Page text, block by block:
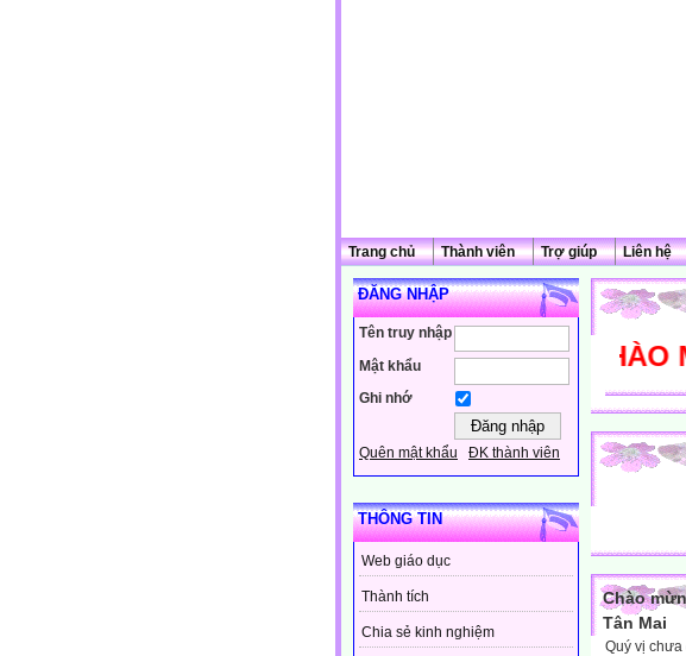
Trang chủ Thành viên Trợ giúp Liên hệ
ĐĂNG NHẬP
Tên truy nhập
Mật khẩu
Ghi nhớ
Quên mật khẩu ĐK thành viên
THÔNG TIN
Web giáo dục
Thành tích
Chia sẻ kinh nghiệm
CHÀO
Chào
Tân Mai
Quý vị